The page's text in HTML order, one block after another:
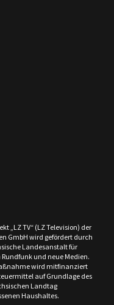
„LZ TV“ (LZ Television) der
GmbH wird gefördert durch
Landesanstalt für
und neue Medien.
wird mitfinanziert
auf Grundlage des
Landtag
Haushaltes.